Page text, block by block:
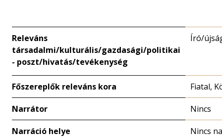
Releváns
társadalmi/kulturális/gazdasági/politikai
- poszt/hivatás/tevékenység
Író/
Főszereplők releváns kora Fiatal,
Narrátor Nincs
Narráció helye Nincs